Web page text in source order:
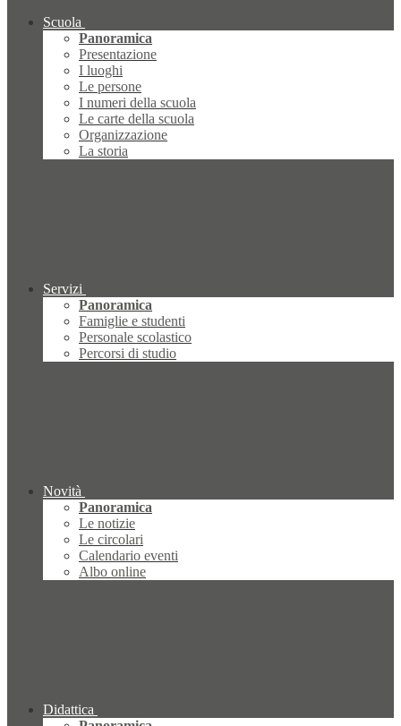
Scuola
Panoramica
Presentazione
I luoghi
Le persone
I numeri della scuola
Le carte della scuola
Organizzazione
La storia
Servizi
Panoramica
Famiglie e studenti
Personale scolastico
Percorsi di studio
Novità
Panoramica
Le notizie
Le circolari
Calendario eventi
Albo online
Didattica